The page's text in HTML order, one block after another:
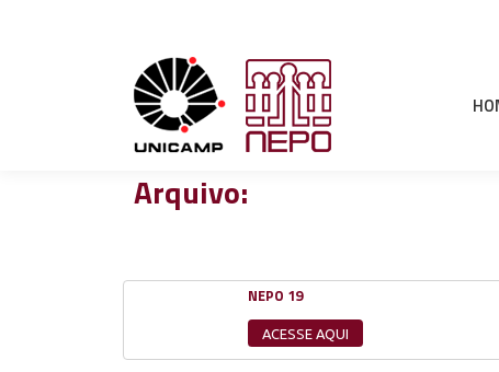
Arquivo:
NEPO 19
ACESSE AQUI